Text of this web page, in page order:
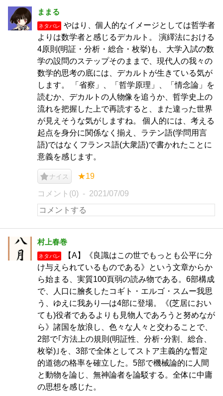
ままる
ネタバレ
やはり、個人的なイメージとしては哲学者
よりは数学者と感じるデカルト。 演繹法における
4原則(明証・分析・総合・枚挙)も、大学入試の数
学の設問のステップそのままで、現代人の我々の
数学的思考の底には、デカルトが生きている気が
します。 「省察」、「哲学原理」、「情念論」を
読むか、デカルトの人物像を追うか、哲学史上の
流れを把握した上で再読すると、また違った世界
が見えそうな気がしますね。 個人的には、考える
起点を身分に関係なく揃え、ラテン語(学問用言
語)ではなくフランス語(大衆語)で書かれたことに
意義を感じます。
ナイス ★19
コメント(0) 2021/07/09
村上春巻
ネタバレ
【A】《良識はこの世でもっとも公平に分
け与えられているものである》という文章からか
ら始まる、実質100頁弱の読み物である。6部構成
で、人口に膾炙したコギト・エルゴ・スムー我思
う、ゆえに我あり―は4部に登場。《(芝居におい
ても)役者であるよりも見物人であろうと努めなが
ら》諸国を放浪し、色々な人々と交わることで、
2部で｢方法上の規則(明証性、分析･分割、総合、
枚挙)｣を、3部で全体としてストア主義的な暫定
的道徳の格率を確立した。5部で機械論的に人間
と動物を論じ、無神論者を論駁する。全体に中庸
の思想を感じた。